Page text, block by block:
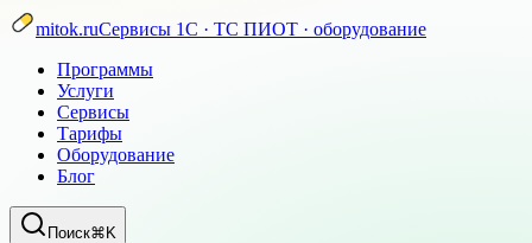
mitok.ruСервисы 1С · ТС ПИОТ · оборудование
Программы
Услуги
Сервисы
Тарифы
Оборудование
Блог
Поиск⌘K